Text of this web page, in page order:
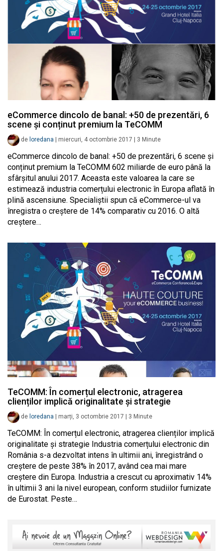
eCommerce dincolo de banal: +50 de prezentări, 6
scene și conținut premium la TeCOMM
de loredana miercuri, 4 octombrie 2017 3 Minute
eCommerce dincolo de banal: +50 de prezentări, 6 scene și
conținut premium la TeCOMM 602 miliarde de euro până la
sfârșitul anului 2017. Aceasta este valoarea la care se
estimează industria comerțului electronic în Europa aflată în
plină ascensiune. Specialiștii spun că eCommerce-ul va
înregistra o creștere de 14% comparativ cu 2016. O altă
creștere…
TeCOMM: În comerțul electronic, atragerea
clienților implică originalitate și strategie
de loredana marți, 3 octombrie 2017 3 Minute
TeCOMM: În comerțul electronic, atragerea clienților implică
originalitate și strategie Industria comerțului electronic din
România s-a dezvoltat intens în ultimii ani, înregistrând o
creștere de peste 38% în 2017, având cea mai mare
creștere din Europa. Industria a crescut cu aproximativ 14%
în ultimii 3 ani la nivel european, conform studiilor furnizate
de Eurostat. Peste…